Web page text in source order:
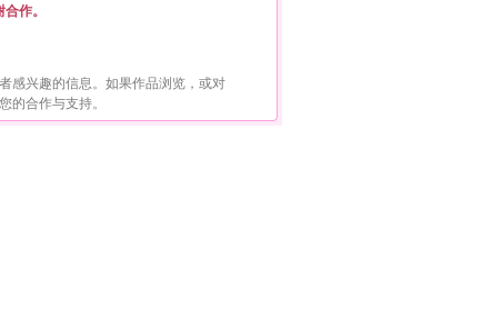
作。
感兴趣的信息。如果作品浏览，或对
的合作与支持。